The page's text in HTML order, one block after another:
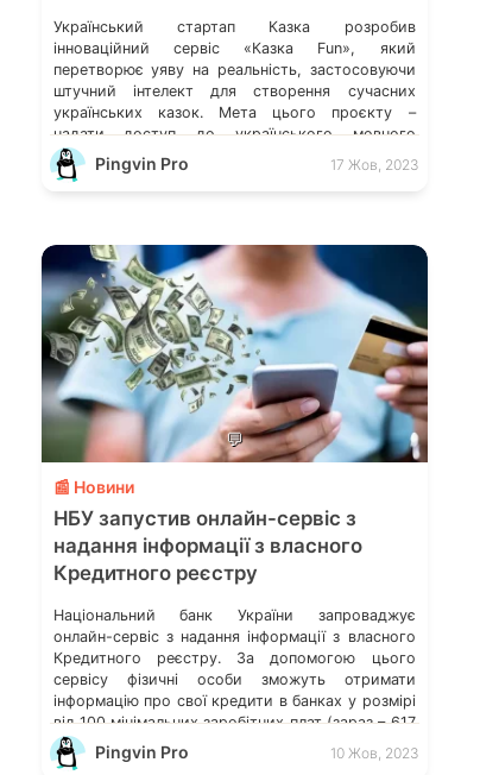
Український стартап Казка розробив
інноваційний сервіс «Казка Fun», який
перетворює уяву на реальність, застосовуючи
штучний інтелект для створення сучасних
українських казок. Мета цього проєкту –
надати доступ до українського мовного
контексту та зробити читання більш
привабливим для дітей та їхніх батьків. Як
Pingvin Pro 17 Жов, 2023
💬
📰 Новини
НБУ запустив онлайн-сервіс з
надання інформації з власного
Кредитного реєстру
Національний банк України запроваджує
онлайн-сервіс з надання інформації з власного
Кредитного реєстру. За допомогою цього
сервісу фізичні особи зможуть отримати
інформацію про свої кредити в банках у розмірі
від 100 мінімальних заробітних плат (зараз – 617
тис. грн). Відповідно до чинного законодавства
України послуга надається фізичним особам
Pingvin Pro 10 Жов, 2023